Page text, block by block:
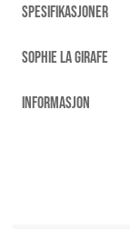
SPESIFIKASJONER
SOPHIE LA GIRAFE
INFORMASJON